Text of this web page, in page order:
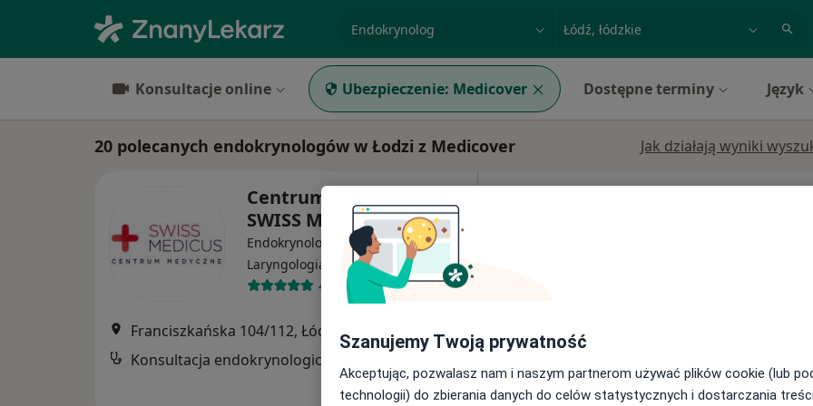
specjalizacja, badanie lub nazwiskomiasto lub dzielnica
Konsultacje online Ubezpieczenie: Medicover Dostępne terminy Język
20 polecanych endokrynologów w Łodzi z Medicover Jak działają wyniki
Centrum Medyczne
SWISS MEDICUS
Endokrynologia, Interna,
Laryngologia
Więcej
42 opinie
Franciszkańska 104/112, Łódź •Mapa
Konsultacja endokrynologiczna
Szanujemy Twoją prywatność
Akceptując, pozwalasz nam i naszym partnerom używać plików cookie (lub
technologii) do zbierania danych do celów statystycznych i dostarczania